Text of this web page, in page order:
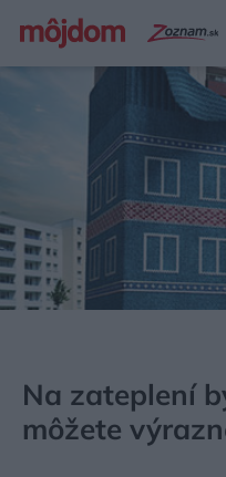
Na zateplení
môžete